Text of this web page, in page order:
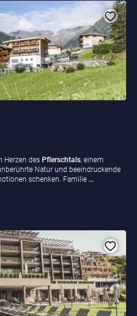
Herzen des Pflerschtals, einem
Natur und beeindruckende
schenken. Familie …